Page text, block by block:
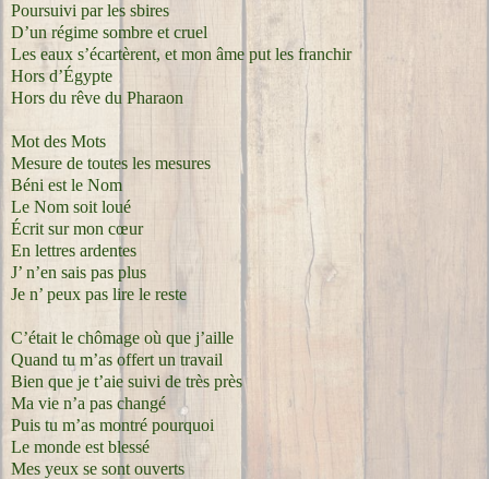
Poursuivi par les sbires
D’un régime sombre et cruel
Les eaux s’écartèrent, et mon âme put les franchir
Hors d’Égypte
Hors du rêve du Pharaon
Mot des Mots
Mesure de toutes les mesures
Béni est le Nom
Le Nom soit loué
Écrit sur mon cœur
En lettres ardentes
J’ n’en sais pas plus
Je n’ peux pas lire le reste
C’était le chômage où que j’aille
Quand tu m’as offert un travail
Bien que je t’aie suivi de très près
Ma vie n’a pas changé
Puis tu m’as montré pourquoi
Le monde est blessé
Mes yeux se sont ouverts